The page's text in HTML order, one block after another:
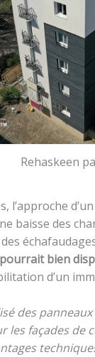
Rehaskeen
l’approche
baisse des
bien
d’un
des
les façades de